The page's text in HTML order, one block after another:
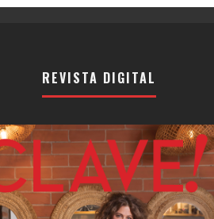
REVISTA DIGITAL